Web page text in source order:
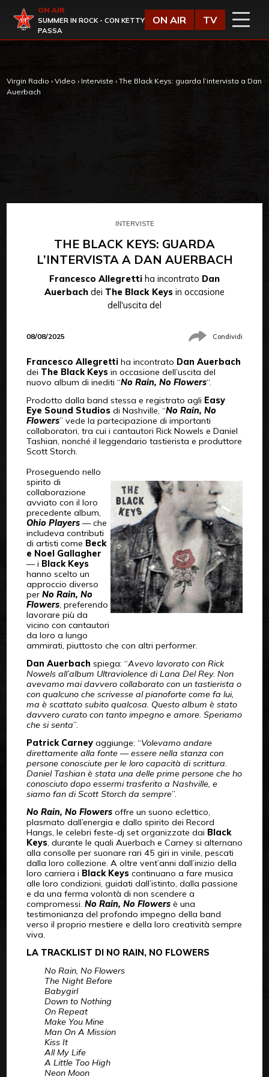
Virgin Radio
ON AIR
SUMMER IN ROCK - CON KETTY
PASSA
ON AIR TV
Virgin Radio › Video › Interviste › The Black Keys: guarda l’intervista a Dan
Auerbach
INTERVISTE
THE BLACK KEYS: GUARDA
L’INTERVISTA A DAN AUERBACH
Francesco Allegretti ha incontrato Dan
Auerbach dei The Black Keys in occasione
dell'uscita del
08/08/2025 Condividi
Francesco Allegrettiha incontrato Dan Auerbach
dei The Black Keysin occasione dell’uscita del
nuovo album di inediti “No Rain, No Flowers“.
Prodotto dalla band stessa e registrato agli Easy
Eye Sound Studiosdi Nashville, “No Rain, No
Flowers” vede la partecipazione di importanti
collaboratori, tra cui i cantautori Rick Nowels e Daniel
Tashian, nonché il leggendario tastierista e produttore
Scott Storch.
Proseguendo nello
spirito di
collaborazione
avviato con il loro
precedente album,
Ohio Players — che
includeva contributi
di artisti come Beck
e Noel Gallagher
— i Black Keys
hanno scelto un
approccio diverso
per No Rain, No
Flowers, preferendo
lavorare più da
vicino con cantautori
da loro a lungo
ammirati, piuttosto che con altri performer.
Dan Auerbach spiega: “Avevo lavorato con Rick
Nowels all’album Ultraviolence di Lana Del Rey. Non
avevamo mai davvero collaborato con un tastierista o
con qualcuno che scrivesse al pianoforte come fa lui,
ma è scattato subito qualcosa. Questo album è stato
davvero curato con tanto impegno e amore. Speriamo
che si senta”.
Patrick Carneyaggiunge: “Volevamo andare
direttamente alla fonte — essere nella stanza con
persone conosciute per le loro capacità di scrittura.
Daniel Tashian è stata una delle prime persone che ho
conosciuto dopo essermi trasferito a Nashville, e
siamo fan di Scott Storch da sempre”.
No Rain, No Flowersoffre un suono eclettico,
plasmato dall’energia e dallo spirito dei Record
Hangs, le celebri feste-dj set organizzate dai Black
Keys, durante le quali Auerbach e Carney si alternano
alla consolle per suonare rari 45 giri in vinile, pescati
dalla loro collezione. A oltre vent’anni dall’inizio della
loro carriera i Black Keyscontinuano a fare musica
alle loro condizioni, guidati dall’istinto, dalla passione
e da una ferma volontà di non scendere a
compromessi. No Rain, No Flowersè una
testimonianza del profondo impegno della band
verso il proprio mestiere e della loro creatività sempre
viva.
LA TRACKLIST DI NO RAIN, NO FLOWERS
No Rain, No Flowers
The Night Before
Babygirl
Down to Nothing
On Repeat
Make You Mine
Man On A Mission
Kiss It
All My Life
A Little Too High
Neon Moon